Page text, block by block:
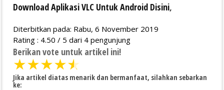
Download Aplikasi VLC Untuk Android Disini,
Diterbitkan pada: Rabu, 6 November 2019
Rating : 4.50 / 5 dari 4 pengunjung
Berikan vote untuk artikel ini!
★★★★★
Jika artikel diatas menarik dan bermanfaat, silahkan sebarkan
ke: